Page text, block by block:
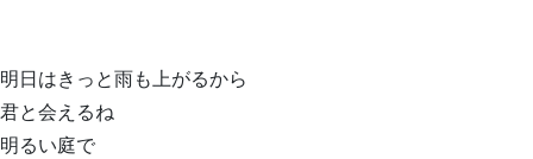
明日はきっと雨も上がるから
君と会えるね
明るい庭で